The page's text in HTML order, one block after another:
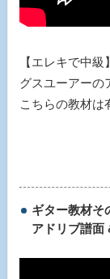
【エレキで中
グスユーアーの
こちらの教材は
ギター教材そ
アドリブ譜面